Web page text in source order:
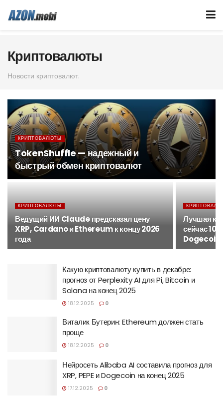
Криптовалюты
Новости криптовалют.
КРИПТОВАЛЮТЫ
TokenShuffle — надежный и
быстрый обмен криптовалют
КРИПТОВАЛЮТЫ
Ведущий ИИ Claude предсказал цену
XRP, Cardano и Ethereum к концу 2026
года
Лучшая
сейчас 10
Dogecoin
Какую криптовалюту купить в декабре:
прогноз от Perplexity AI для Pi, Bitcoin и
Solana на конец 2025
18.12.2025 0
Виталик Бутерин: Ethereum должен стать
проще
18.12.2025 0
Нейросеть Alibaba AI составила прогноз для
XRP, PEPE и Dogecoin на конец 2025
17.12.2025 0